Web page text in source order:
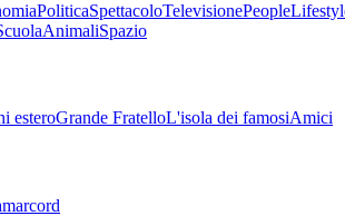
PoliticaSpettacoloTelevisionePeople
AnimaliSpazio
esteroGrande FratelloL'isola dei famosiAmici